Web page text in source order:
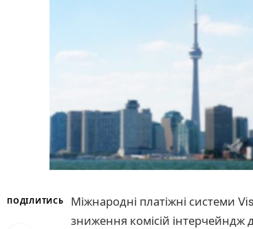
ПОДІЛИТИСЬ
Міжнародні платіжні системи
зниження комісій інтерчейндж